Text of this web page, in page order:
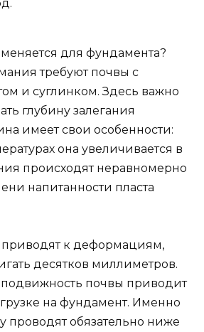
для фундамента?
требуют почвы с
и суглинком. Здесь важно
глубину залегания
имеет свои особенности:
она увеличивается в
происходят неравномерно
напитанности пласта
к деформациям,
десятков миллиметров.
почвы приводит
на фундамент. Именно
проводят обязательно ниже